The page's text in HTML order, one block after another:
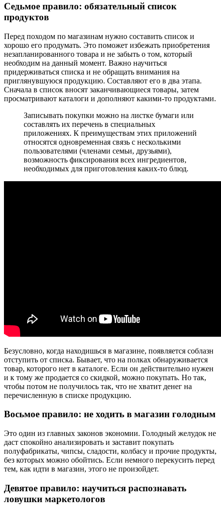
Седьмое правило: обязательный список
продуктов
Перед походом по магазинам нужно составить список и
хорошо его продумать. Это поможет избежать приобретения
незапланированного товара и не забыть о том, который
необходим на данный момент. Важно научиться
придерживаться списка и не обращать внимания на
приглянувшуюся продукцию. Составляют его в два этапа.
Сначала в список вносят заканчивающиеся товары, затем
просматривают каталоги и дополняют какими-то продуктами.
Записывать покупки можно на листке бумаги или
составлять их перечень в специальных
приложениях. К преимуществам этих приложений
относятся одновременная связь с несколькими
пользователями (членами семьи, друзьями),
возможность фиксирования всех ингредиентов,
необходимых для приготовления каких-то блюд.
Безусловно, когда находишься в магазине, появляется соблазн
отступить от списка. Бывает, что на полках обнаруживается
товар, которого нет в каталоге. Если он действительно нужен
и к тому же продается со скидкой, можно покупать. Но так,
чтобы потом не получилось так, что не хватит денег на
перечисленную в списке продукцию.
Восьмое правило: не ходить в магазин голодным
Это один из главных законов экономии. Голодный желудок не
даст спокойно анализировать и заставит покупать
полуфабрикаты, чипсы, сладости, колбасу и прочие продукты,
без которых можно обойтись. Если немного перекусить перед
тем, как идти в магазин, этого не произойдет.
Девятое правило: научиться распознавать
ловушки маркетологов